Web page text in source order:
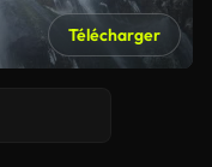
Télécharger